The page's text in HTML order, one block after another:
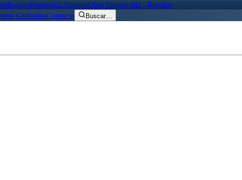
PostersFotografía AntiguaObra Enmarcada - Regalos
GrabadosContacto Buscar…